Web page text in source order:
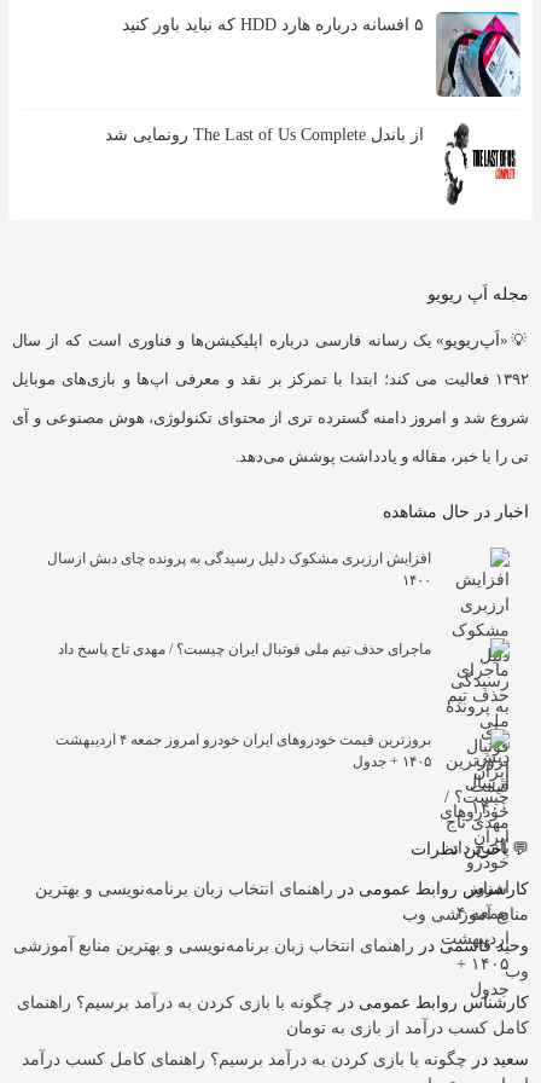
۵ افسانه درباره هارد HDD که نباید باور کنید
از باندل The Last of Us Complete رونمایی شد
مجله اَپ ریویو
💡«اَپ‌ریویو» یک رسانه فارسی درباره اپلیکیشن‌ها و فناوری است که از سال
۱۳۹۲ فعالیت می کند؛ ابتدا با تمرکز بر نقد و معرفی اپ‌ها و بازی‌های موبایل
شروع شد و امروز دامنه گسترده تری از محتوای تکنولوژی، هوش مصنوعی و آی
تی را با خبر، مقاله و یادداشت پوشش می‌دهد.
اخبار در حال مشاهده
افزایش ارزبری مشکوک دلیل رسیدگی به پرونده چای دبش ازسال
۱۴۰۰
ماجرای حذف تیم ملی فوتبال ایران چیست؟ / مهدی تاج پاسخ داد
بروزترین قیمت خودرو‌های ایران خودرو امروز جمعه ۴ اردیبهشت
۱۴۰۵ + جدول
💬 آخرین نظرات
کارشناس روابط عمومی در راهنمای انتخاب زبان برنامه‌نویسی و بهترین
منابع آموزشی وب
وحید قاسمی در راهنمای انتخاب زبان برنامه‌نویسی و بهترین منابع آموزشی
وب
کارشناس روابط عمومی در چگونه با بازی کردن به درآمد برسیم؟ راهنمای
کامل کسب درآمد از بازی به تومان
سعید در چگونه با بازی کردن به درآمد برسیم؟ راهنمای کامل کسب درآمد